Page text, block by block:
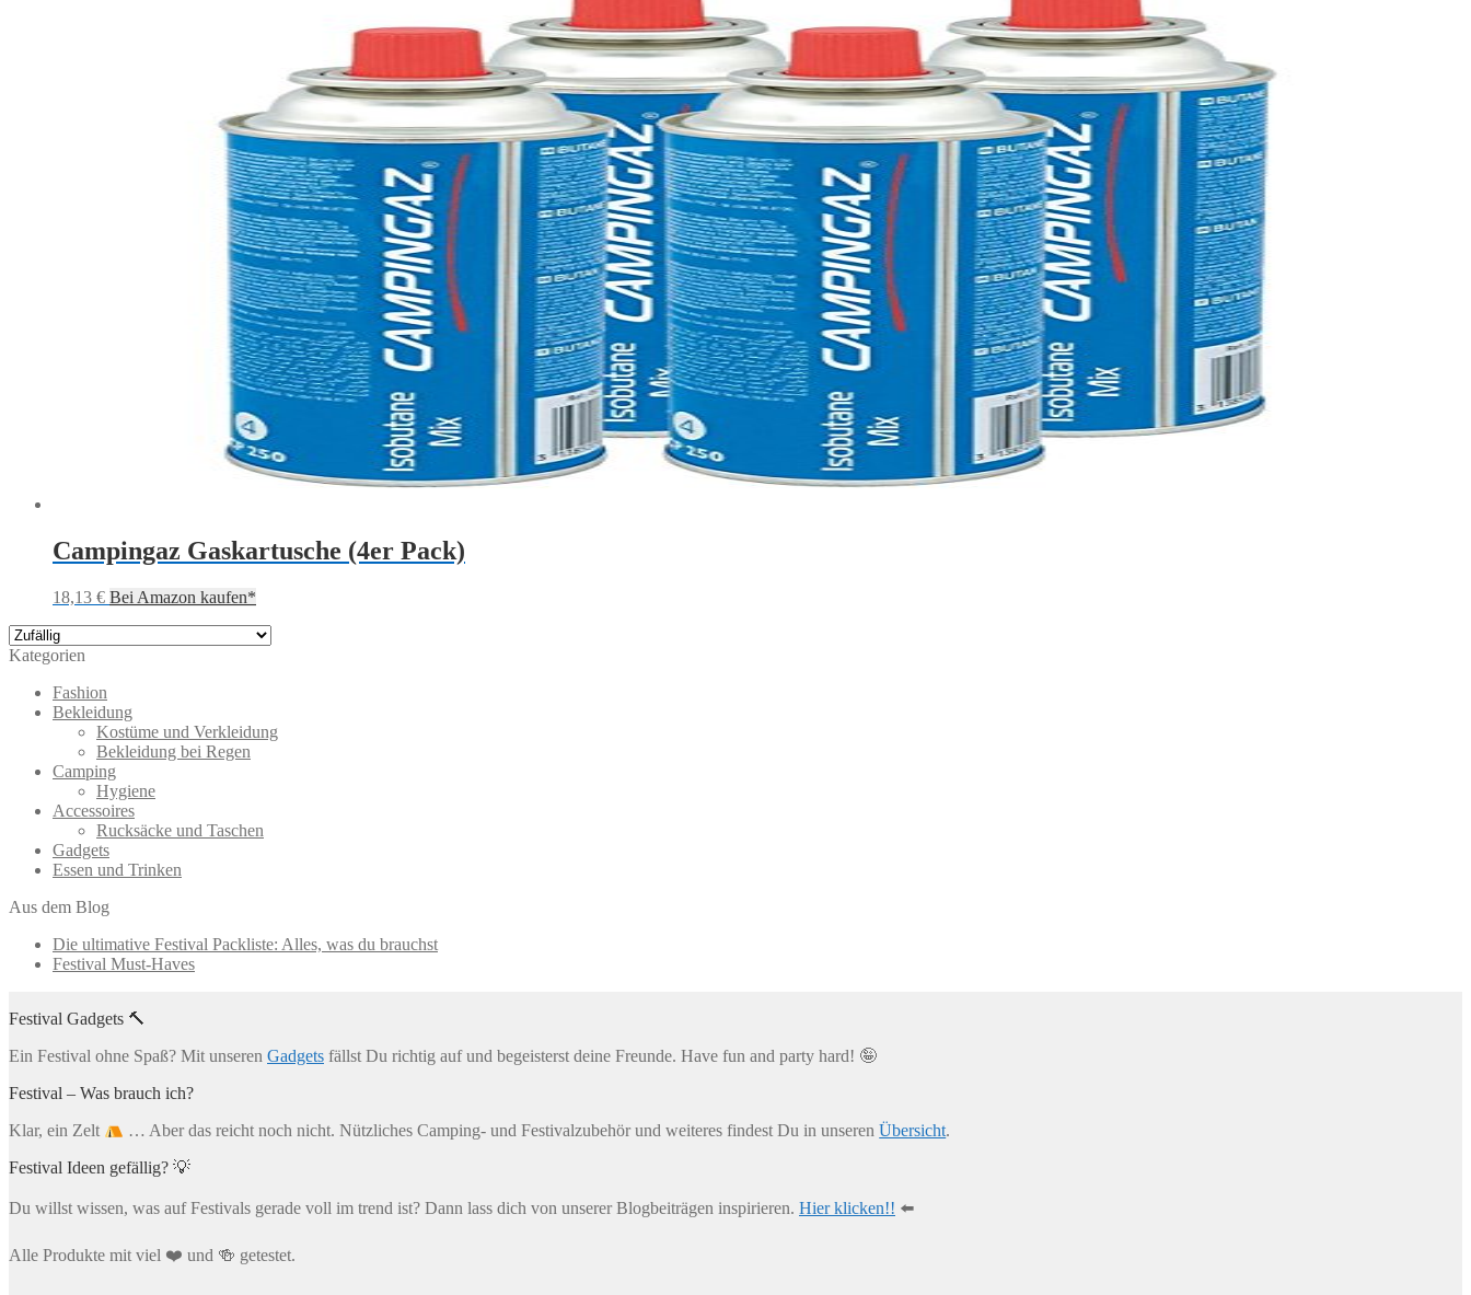
Campingaz Gaskartusche (4er Pack)
18,13 € Bei Amazon kaufen*
Kategorien
Fashion
Bekleidung
Kostüme und Verkleidung
Bekleidung bei Regen
Camping
Hygiene
Accessoires
Rucksäcke und Taschen
Gadgets
Essen und Trinken
Aus dem Blog
Die ultimative Festival Packliste: Alles, was du brauchst
Festival Must-Haves
Festival Gadgets 🔨
Ein Festival ohne Spaß? Mit unseren Gadgets fällst Du richtig auf und begeisterst deine Freunde. Have fun and party hard! 🤪
Festival – Was brauch ich?
Klar, ein Zelt … Aber das reicht noch nicht. Nützliches Camping- und Festivalzubehör und weiteres findest Du in unserenÜbersicht.
Festival Ideen gefällig? 💡
Du willst wissen, was auf Festivals gerade voll im trend ist? Dann lass dich von unserer Blogbeiträgen inspirieren. Hier klicken!! ⬅️
Alle Produkte mit viel ❤️ und 🍻 getestet.